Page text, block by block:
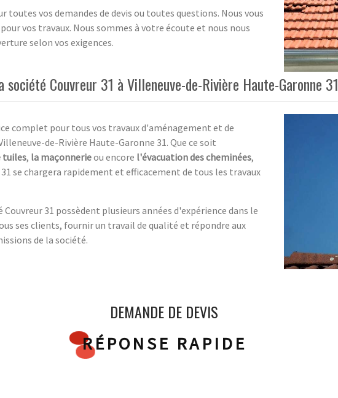
toutes vos demandes de devis ou toutes questions. Nous vous
vos travaux. Nous sommes à votre écoute et nous nous
selon vos exigences.
Couvreur 31 à Villeneuve-de-Rivière Haute-Garonne 31
complet pour tous vos travaux d'aménagement et de
de-Rivière Haute-Garonne 31. Que ce soit
tuiles, la maçonnerieou encore l'évacuation des cheminées,
se chargera rapidement et efficacement de tous les travaux
31 possèdent plusieurs années d'expérience dans le
ses clients, fournir un travail de qualité et répondre aux
de la société.
DEMANDE DE DEVIS
RÉPONSE RAPIDE